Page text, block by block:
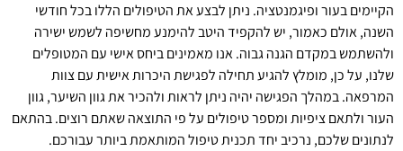
הקיימים בעור ופיגמנטציה. ניתן לבצע את הטיפולים הללו בכל חודשי
השנה, אולם כאמור, יש להקפיד היטב להימנע מחשיפה לשמש ישירה
ולהשתמש במקדם הגנה גבוה. אנו מאמינים ביחס אישי עם המטופלים
שלנו, על כן, מומלץ להגיע תחילה לפגישת היכרות אישית עם צוות
המרפאה. במהלך הפגישה יהיה ניתן לראות ולהכיר את גוון השיער, גוון
העור ולתאם ציפיות ומספר טיפולים על פי התוצאה שאתם רוצים. בהתאם
לנתונים שלכם, נרכיב יחד תכנית טיפול המותאמת ביותר עבורכם.